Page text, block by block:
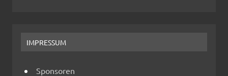
IMPRESSUM
Sponsoren